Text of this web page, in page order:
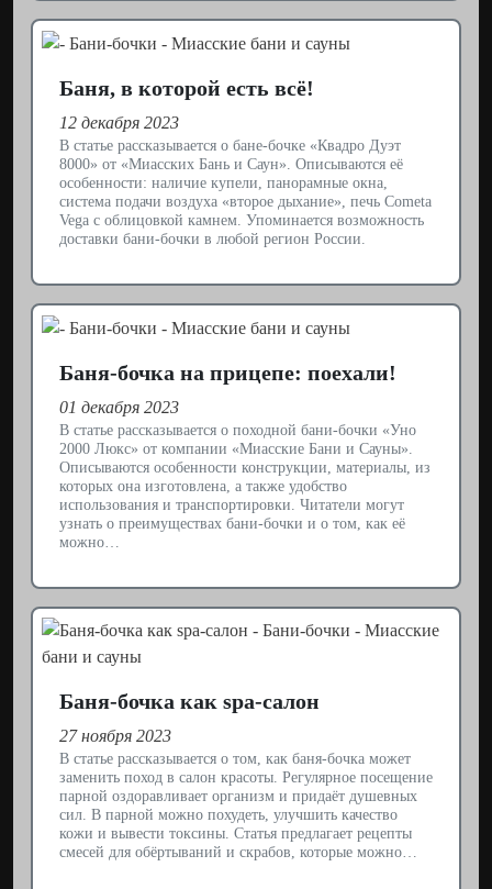
Баня, в которой есть всё!
12 декабря 2023
В статье рассказывается о бане-бочке «Квадро Дуэт
8000» от «Миасских Бань и Саун». Описываются её
особенности: наличие купели, панорамные окна,
система подачи воздуха «второе дыхание», печь Cometa
Vega с облицовкой камнем. Упоминается возможность
доставки бани-бочки в любой регион России.
Баня-бочка на прицепе: поехали!
01 декабря 2023
В статье рассказывается о походной бани-бочки «Уно
2000 Люкс» от компании «Миасские Бани и Сауны».
Описываются особенности конструкции, материалы, из
которых она изготовлена, а также удобство
использования и транспортировки. Читатели могут
узнать о преимуществах бани-бочки и о том, как её
можно…
Баня-бочка как spa-салон
27 ноября 2023
В статье рассказывается о том, как баня-бочка может
заменить поход в салон красоты. Регулярное посещение
парной оздоравливает организм и придаёт душевных
сил. В парной можно похудеть, улучшить качество
кожи и вывести токсины. Статья предлагает рецепты
смесей для обёртываний и скрабов, которые можно…